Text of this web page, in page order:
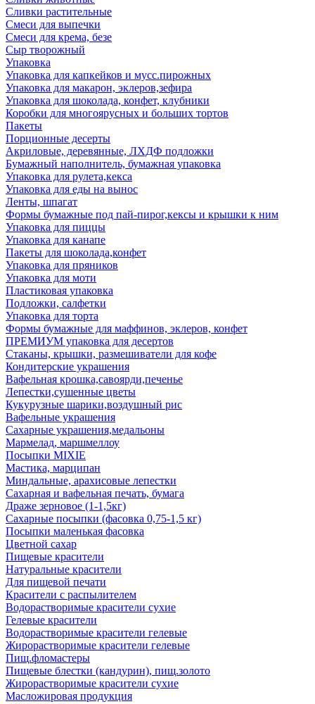
Сливки растительные
Смеси для выпечки
Смеси для крема, безе
Сыр творожный
Упаковка
Упаковка для капкейков и мусс.пирожных
Упаковка для макарон, эклеров,зефира
Упаковка для шоколада, конфет, клубники
Коробки для многоярусных и больших тортов
Пакеты
Порционные десерты
Акриловые, деревянные, ЛХДФ подложки
Бумажный наполнитель, бумажная упаковка
Упаковка для рулета,кекса
Упаковка для еды на вынос
Ленты, шпагат
Формы бумажные под пай-пирог,кексы и крышки к ним
Упаковка для пиццы
Упаковка для канапе
Пакеты для шоколада,конфет
Упаковка для пряников
Упаковка для моти
Пластиковая упаковка
Подложки, салфетки
Упаковка для торта
Формы бумажные для маффинов, эклеров, конфет
ПРЕМИУМ упаковка для десертов
Стаканы, крышки, размешиватели для кофе
Кондитерские украшения
Вафельная крошка,савоярди,печенье
Лепестки,сушенные цветы
Кукурузные шарики,воздушный рис
Вафельные украшения
Сахарные украшения,медальоны
Мармелад, маршмеллоу
Посыпки MIXIE
Мастика, марципан
Миндальные, арахисовые лепестки
Сахарная и вафельная печать, бумага
Драже зерновое (1-1,5кг)
Сахарные посыпки (фасовка 0,75-1,5 кг)
Посыпки маленькая фасовка
Цветной сахар
Пищевые красители
Натуральные красители
Для пищевой печати
Красители с распылителем
Водорастворимые красители сухие
Гелевые красители
Водорастворимые красители гелевые
Жирорастворимые красители гелевые
Пищ.фломастеры
Пищевые блестки (кандурин), пищ.золото
Жирорастворимые красители сухие
Масложировая продукция